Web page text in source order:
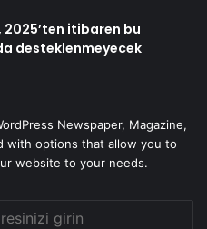
itibaren bu
desteklenmeyecek
Newspaper, Magazine,
with options that allow you to
website to your needs.